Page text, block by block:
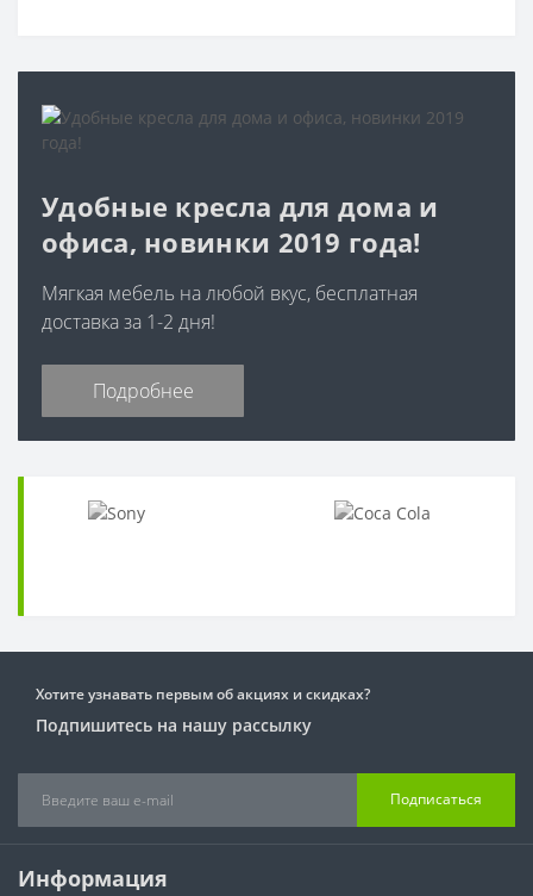
Удобные кресла для дома и
офиса, новинки 2019 года!
Мягкая мебель на любой вкус, бесплатная
доставка за 1-2 дня!
Подробнее
Хотите узнавать первым об акциях и скидках?
Подпишитесь на нашу рассылку
Подписаться
Информация